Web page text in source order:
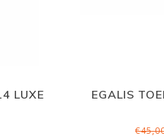
LUXE EGALIS